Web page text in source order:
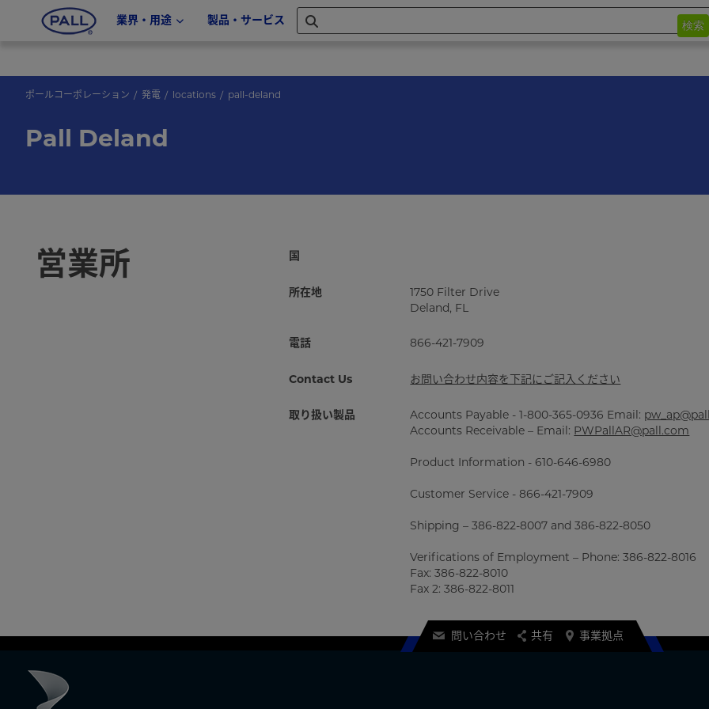
業界・用途 製品・サービス 検索
ポールコーポレーション 発電 locations pall-deland
Pall Deland
営業所 国
所在地
1750 Filter Drive
Deland, FL
電話 866-421-7909
Contact Us お問い合わせ内容を下記にご記入ください
取り扱い製品 Accounts Payable - 1-800-365-0936 Email:
Accounts Receivable – Email: PWPallAR@pall.com
Product Information - 610-646-6980
Customer Service - 866-421-7909
Shipping – 386-822-8007 and 386-822-8050
Verifications of Employment – Phone: 386-822-8016
Fax: 386-822-8010
Fax 2: 386-822-8011
問い合わせ 共有 事業拠点